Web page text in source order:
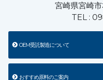
宮崎県宮崎
TEL :
OEM受託製造について
おすすめ原料のご案内